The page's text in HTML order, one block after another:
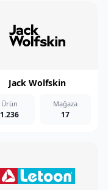
Jack Wolfskin
Ürün
1.236
Mağaza
17